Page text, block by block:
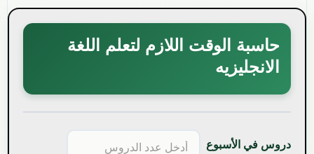
حاسبة الوقت اللازم لتعلم اللغة
الانجليزيه
دروس في الأسبوع